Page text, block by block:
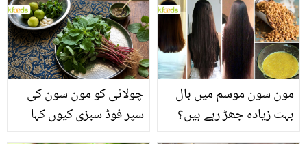
چولائی کو مون سون کی
سپر فوڈ سبزی کیوں کہا
مون سون موسم میں بال
بہت زیادہ جھڑ رہے ہیں؟